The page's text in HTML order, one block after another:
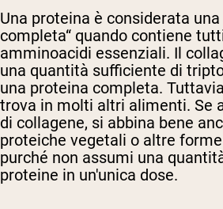
Una proteina è considerata una
completa“ quando contiene
amminoacidi essenziali. Il
una quantità sufficiente di
una proteina completa.
trova in molti altri alimenti. Se
di collagene, si abbina bene
proteiche vegetali o altre
purché non assumi una
proteine in un'unica dose.